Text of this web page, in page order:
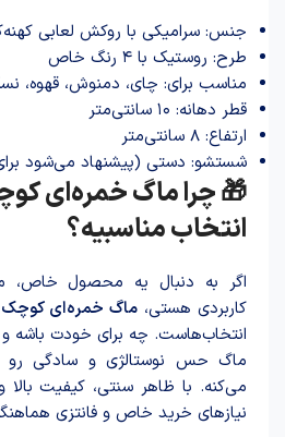
جنس: سرامیکی با روکش لعابی
طرح: روستیک با ۴ رنگ خاص
مناسب برای: چای، دمنوش، قهوه،
قطر دهانه: ۱۰ سانتی‌متر
ارتفاع: ۸ سانتی‌متر
شستشو: دستی (پیشنهاد می‌شود
🎁 چرا ماگ خمره‌ای
انتخاب مناسبیه؟
اگر به دنبال یه محصول خاص،
کاربردی هستی، ما‌گ خمره‌ای کوچک
انتخاب‌هاست. چه برای خودت باشه
ما‌گ حس نوستالژی و سادگی رو
می‌کنه. با ظاهر سنتی، کیفیت
نیازهای خرید خاص و فانتزی